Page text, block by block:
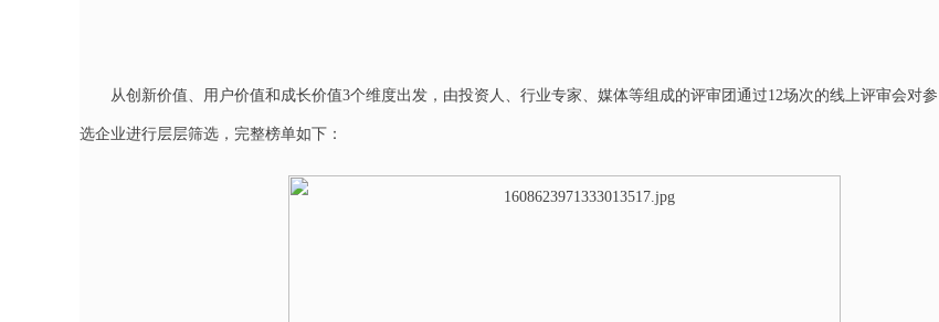
从创新价值、用户价值和成长价值3个维度出发，由投资人、行业专家、媒体等组成的评审团通过12场次的线上评审会对参
选企业进行层层筛选，完整榜单如下：